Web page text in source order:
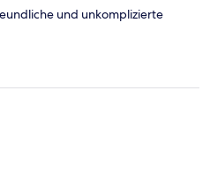
und unkomplizierte